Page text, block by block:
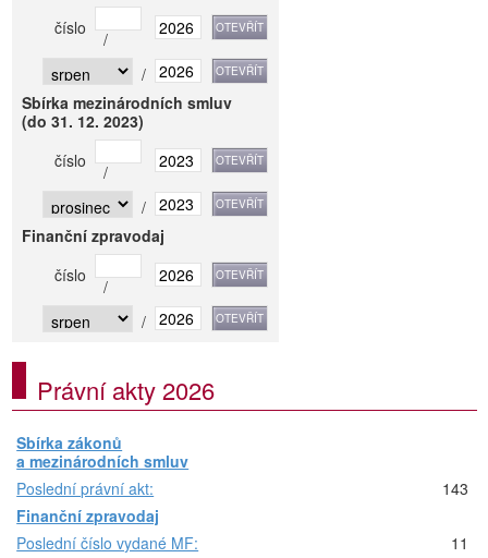
číslo
/
/
Sbírka mezinárodních smluv
(do 31. 12. 2023)
číslo
/
/
Finanční zpravodaj
číslo
/
/
Právní akty 2026
Sbírka zákonů
a mezinárodních smluv
Poslední právní akt:
143
Finanční zpravodaj
Poslední číslo vydané MF:
11